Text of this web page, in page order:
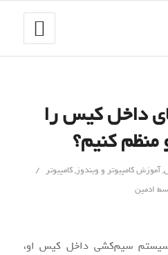
داخل کیس را
کنیم؟
,آموزش کامپیوتر و ویندوز,کامپیوتر /
ادمین
سیستم سیم‌کشی داخل کیس او،